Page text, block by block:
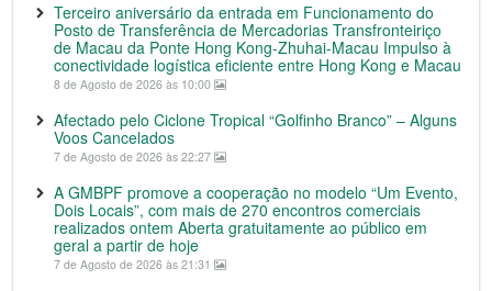
Terceiro aniversário da entrada em Funcionamento do
Posto de Transferência de Mercadorias Transfronteiriço
de Macau da Ponte Hong Kong-Zhuhai-Macau Impulso à
conectividade logística eficiente entre Hong Kong e Macau
8 de Agosto de 2026 às 10:00
Afectado pelo Ciclone Tropical “Golfinho Branco” – Alguns
Voos Cancelados
7 de Agosto de 2026 às 22:27
A GMBPF promove a cooperação no modelo “Um Evento,
Dois Locais”, com mais de 270 encontros comerciais
realizados ontem Aberta gratuitamente ao público em
geral a partir de hoje
7 de Agosto de 2026 às 21:31